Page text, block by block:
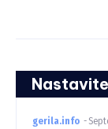
gerila.info -